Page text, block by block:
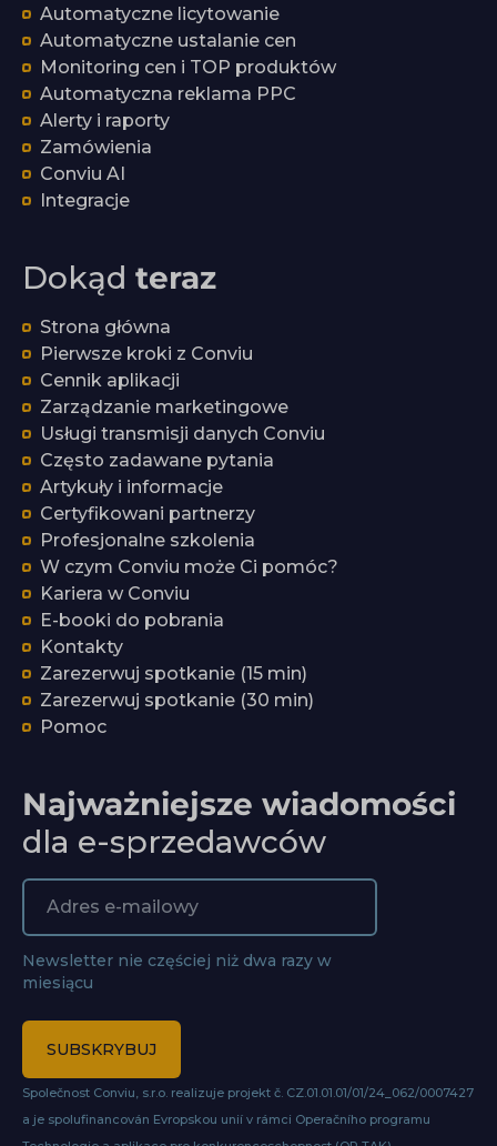
Automatyczne licytowanie
Automatyczne ustalanie cen
Monitoring cen i TOP produktów
Automatyczna reklama PPC
Alerty i raporty
Zamówienia
Conviu AI
Integracje
Dokąd teraz
Strona główna
Pierwsze kroki z Conviu
Cennik aplikacji
Zarządzanie marketingowe
Usługi transmisji danych Conviu
Często zadawane pytania
Artykuły i informacje
Certyfikowani partnerzy
Profesjonalne szkolenia
W czym Conviu może Ci pomóc?
Kariera w Conviu
E-booki do pobrania
Kontakty
Zarezerwuj spotkanie (15 min)
Zarezerwuj spotkanie (30 min)
Pomoc
Najważniejsze wiadomości
dla e-sprzedawców
Newsletter nie częściej niż dwa razy w
miesiącu
SUBSKRYBUJ
Společnost Conviu, s.r.o. realizuje projekt č. CZ.01.01.01/01/24_062/0007427
a je spolufinancován Evropskou unií v rámci Operačního programu